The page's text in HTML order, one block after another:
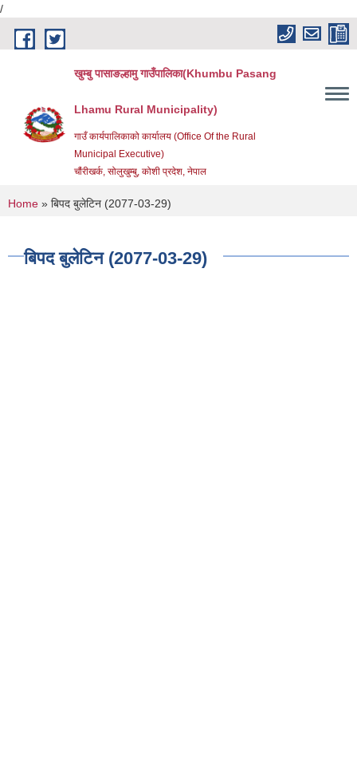
/
Skip to main content
खुम्बु पासाङल्हामु गाउँपालिका(Khumbu Pasang
Lhamu Rural Municipality)
गाउँ कार्यपालिकाको कार्यालय (Office Of the Rural
Municipal Executive)
चौंरीखर्क, सोलुखुम्बु, कोशी प्रदेश, नेपाल
You are here
Home » बिपद बुलेटिन (2077-03-29)
बिपद बुलेटिन (2077-03-29)